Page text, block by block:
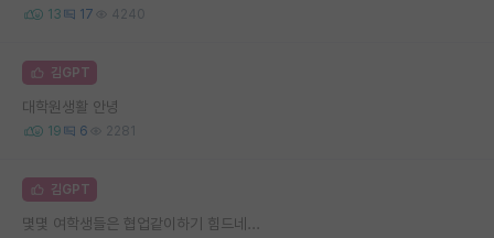
13 17 4240
김GPT
대학원생활 안녕
19 6 2281
김GPT
몇몇 여학생들은 협업같이하기 힘드네...